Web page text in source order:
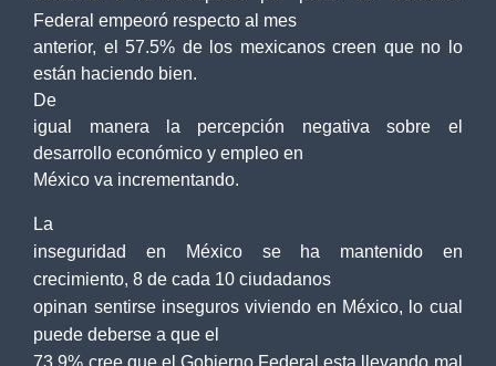
Federal empeoró respecto al mes
anterior, el 57.5% de los mexicanos creen que no lo
están haciendo bien.
De
igual manera la percepción negativa sobre el
desarrollo económico y empleo en
México va incrementando.
La
inseguridad en México se ha mantenido en
crecimiento, 8 de cada 10 ciudadanos
opinan sentirse inseguros viviendo en México, lo cual
puede deberse a que el
73.9% cree que el Gobierno Federal esta llevando mal